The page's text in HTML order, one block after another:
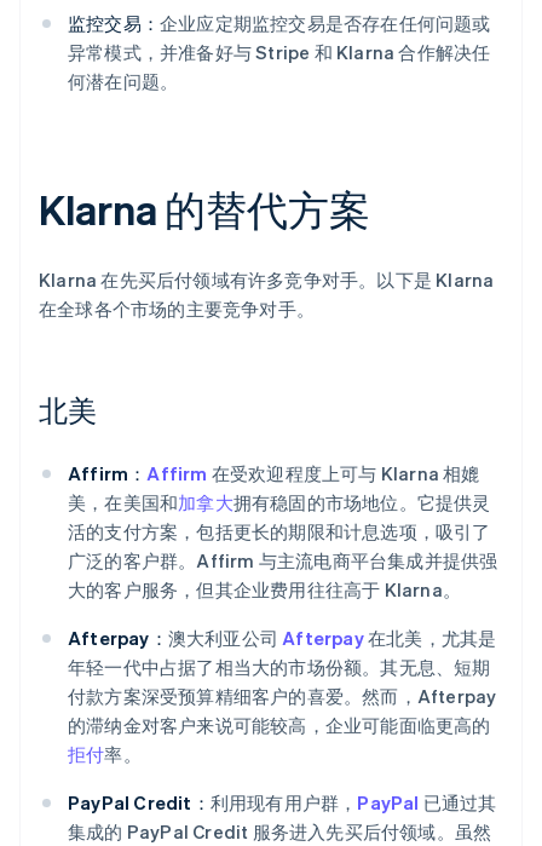
监控交易： 企业应定期监控交易是否存在任何问题或
异常模式，并准备好与 Stripe 和 Klarna 合作解决任
何潜在问题。
Klarna 的替代方案
Klarna 在先买后付领域有许多竞争对手。以下是 Klarna
在全球各个市场的主要竞争对手。
北美
Affirm： Affirm 在受欢迎程度上可与 Klarna 相媲
美，在美国和加拿大拥有稳固的市场地位。它提供灵
活的支付方案，包括更长的期限和计息选项，吸引了
广泛的客户群。Affirm 与主流电商平台集成并提供强
大的客户服务，但其企业费用往往高于 Klarna。
Afterpay： 澳大利亚公司 Afterpay在北美，尤其是
年轻一代中占据了相当大的市场份额。其无息、短期
付款方案深受预算精细客户的喜爱。然而，Afterpay
的滞纳金对客户来说可能较高，企业可能面临更高的
拒付率。
PayPal Credit： 利用现有用户群， PayPal 已通过其
集成的 PayPal Credit 服务进入先买后付领域。虽然